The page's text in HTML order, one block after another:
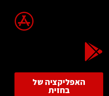
האפליקציה של
בחזית